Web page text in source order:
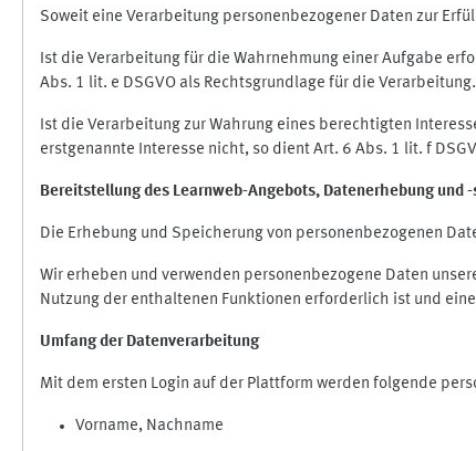
Soweit eine Verarbeitung personenbezogener Daten zur
Ist die Verarbeitung für die Wahrnehmung einer Aufgabe
Abs. 1 lit. e DSGVO als Rechtsgrundlage für die Verarbeitung.
Ist die Verarbeitung zur Wahrung eines berechtigten
erstgenannte Interesse nicht, so dient Art. 6 Abs. 1 lit. f
Bereitstellung des Learnweb-Angebots, Datenerhebung und -
Die Erhebung und Speicherung von personenbezogenen
Wir erheben und verwenden personenbezogene Daten
Nutzung der enthaltenen Funktionen erforderlich ist und
Umfang der Datenverarbeitung
Mit dem ersten Login auf der Plattform werden folgende
Vorname, Nachname